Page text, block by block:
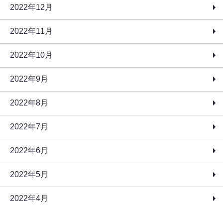
2022年12月
2022年11月
2022年10月
2022年9月
2022年8月
2022年7月
2022年6月
2022年5月
2022年4月